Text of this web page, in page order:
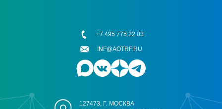
127473, Г. МОСКВА
+7 495 775 22 03
INF@AOTRF.RU